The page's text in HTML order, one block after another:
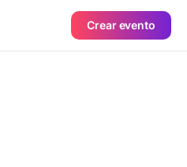
Crear evento